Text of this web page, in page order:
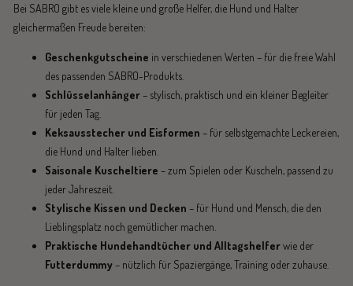
Bei SABRO gibt es viele kleine und große Helfer, die Hund und Halter
gleichermaßen Freude bereiten:
Geschenkgutscheine in verschiedenen Werten – für die freie Wahl
des passenden SABRO-Produkts.
Schlüsselanhänger– stylisch, praktisch und ein kleiner Begleiter
für jeden Tag.
Keksausstecher und Eisformen – für selbstgemachte Leckereien,
die Hund und Halter lieben.
Saisonale Kuscheltiere – zum Spielen oder Kuscheln, passend zu
jeder Jahreszeit.
Stylische Kissen und Decken – für Hund und Mensch, die den
Lieblingsplatz noch gemütlicher machen.
Praktische Hundehandtücher und Alltagshelferwie der
Futterdummy– nützlich für Spaziergänge, Training oder zuhause.